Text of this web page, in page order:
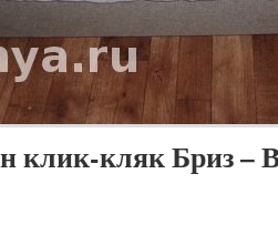
клик-кляк Бриз –